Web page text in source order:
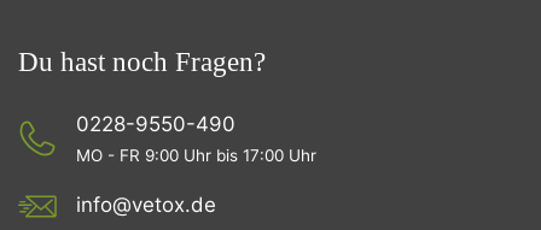
Du hast noch Fragen?
0228-9550-490
MO - FR 9:00 Uhr bis 17:00 Uhr
info@vetox.de